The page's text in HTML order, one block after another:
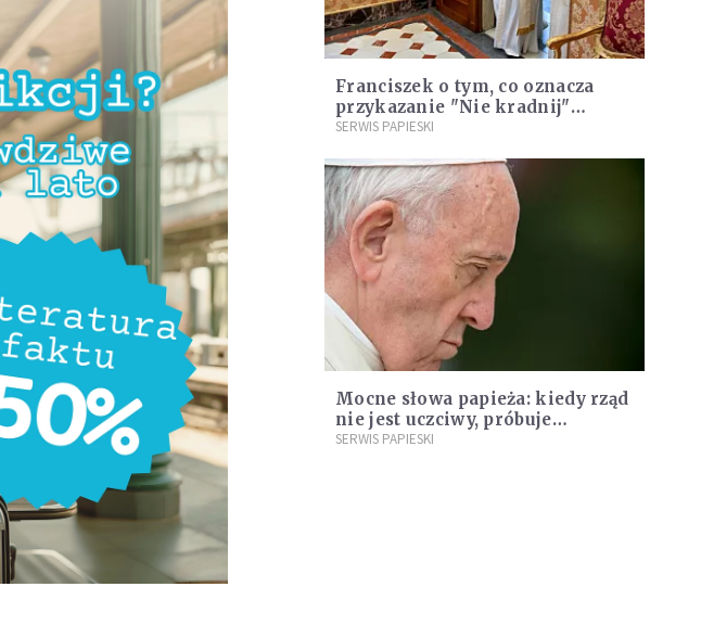
Franciszek o tym, co oznacza
przykazanie "Nie kradnij"
[DOKUMENTACJA]
SERWIS PAPIESKI
Mocne słowa papieża: kiedy rząd
nie jest uczciwy, próbuje
zniesławić przeciwników
SERWIS PAPIESKI